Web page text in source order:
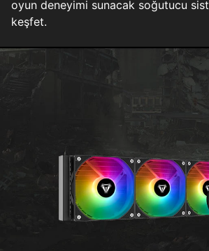
oyun deneyimi sunacak soğutucu
keşfet.